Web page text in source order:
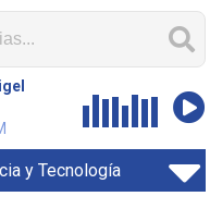
y Tecnología